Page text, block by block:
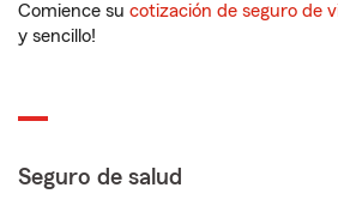
Comience su cotización de seguro de
y sencillo!
Seguro de salud